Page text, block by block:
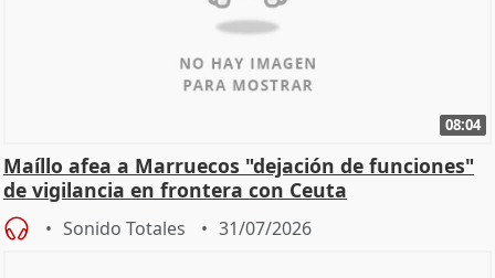
08:04
Maíllo afea a Marruecos "dejación de funciones"
de vigilancia en frontera con Ceuta
Sonido Totales 31/07/2026